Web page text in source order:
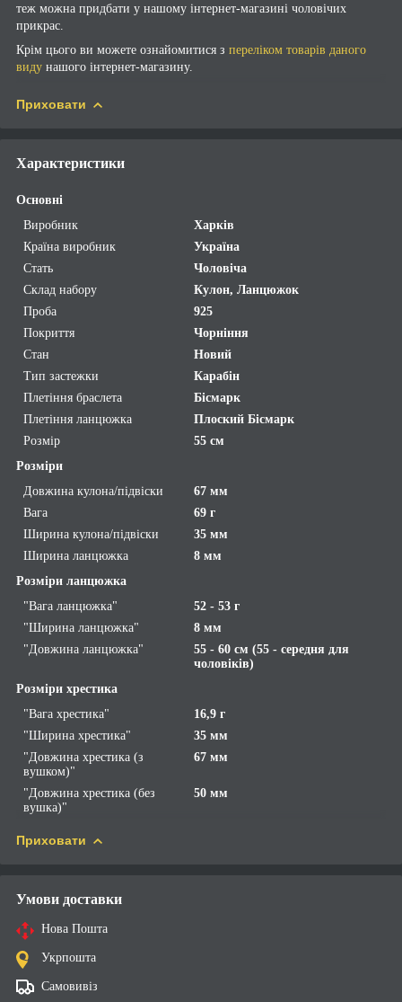
теж можна придбати у нашому інтернет-магазині чоловічих
прикрас.
Крім цього ви можете ознайомитися з переліком товарів даного
виду нашого інтернет-магазину.
Приховати
Характеристики
Основні
Виробник
Харків
Країна виробник
Україна
Стать
Чоловіча
Склад набору
Кулон, Ланцюжок
Проба
925
Покриття
Чорніння
Стан
Новий
Тип застежки
Карабін
Плетіння браслета
Бісмарк
Плетіння ланцюжка
Плоский Бісмарк
Розмір
55 см
Розміри
Довжина кулона/підвіски
67 мм
Вага
69 г
Ширина кулона/підвіски
35 мм
Ширина ланцюжка
8 мм
Розміри ланцюжка
"Вага ланцюжка"
52 - 53 г
"Ширина ланцюжка"
8 мм
"Довжина ланцюжка"
55 - 60 см (55 - середня для
чоловіків)
Розміри хрестика
"Вага хрестика"
16,9 г
"Ширина хрестика"
35 мм
"Довжина хрестика (з
вушком)"
67 мм
"Довжина хрестика (без
вушка)"
50 мм
Приховати
Умови доставки
Нова Пошта
Укрпошта
Самовивіз